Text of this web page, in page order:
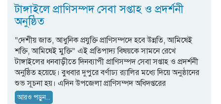
টাঙ্গাইলে প্রাণিসম্পদ সেবা সপ্তাহ ও প্রদর্শনী
অনুষ্ঠিত
“দেশীয় জাত, আধুনিক প্রযুক্তি প্রাণিসম্পদে হবে উন্নতি, আমিষেই
শক্তি, আমিষেই মুক্তি” এই প্রতিপাদ্য বিষয়কে সামনে রেখে
টাঙ্গাইলের ধনবাড়ীতে দিনব্যাপী প্রাণিসম্পদ সেবা সপ্তাহ ও প্রদর্শনী
অনুষ্ঠিত হয়েছে। বুধবার দুপুরে বর্ণাঢ্য র‌্যালির মধ্যে দিয়ে অনুষ্ঠানের
শুভ সূচনা হয়। এদিন উপজেলা প্রাণিসম্পদ অধিদপ্তরের
আরও পড়ুন...